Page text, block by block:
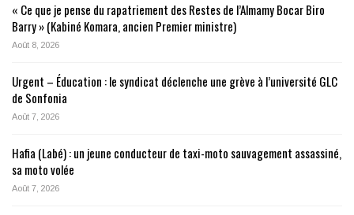
« Ce que je pense du rapatriement des Restes de l’Almamy Bocar Biro
Barry » (Kabiné Komara, ancien Premier ministre)
Août 8, 2026
Urgent – Éducation : le syndicat déclenche une grève à l’université GLC
de Sonfonia
Août 7, 2026
Hafia (Labé) : un jeune conducteur de taxi-moto sauvagement assassiné,
sa moto volée
Août 7, 2026